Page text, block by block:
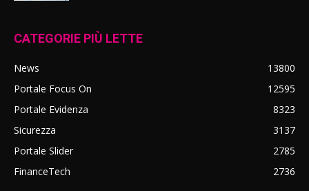
CATEGORIE PIÙ LETTE
News
13800
Portale Focus On
12595
Portale Evidenza
8323
Sicurezza
3137
Portale Slider
2785
FinanceTech
2736